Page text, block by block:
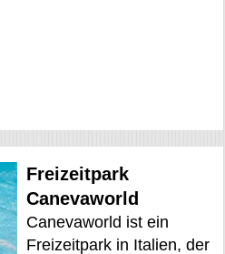
Freizeitpark
Canevaworld
Canevaworld ist ein
Freizeitpark in Italien, der